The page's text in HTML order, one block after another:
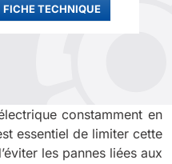
FICHE TECHNIQUE
constamment en
essentiel de limiter cette
les pannes liées aux